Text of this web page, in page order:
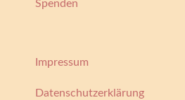
Spenden
Impressum
Datenschutzerklärung